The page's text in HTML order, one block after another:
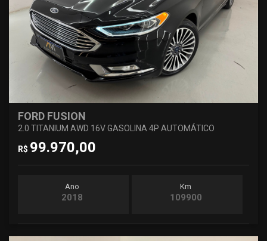
FORD FUSION
2.0 TITANIUM AWD 16V GASOLINA 4P AUTOMÁTICO
R$ 99.970,00
Ano
2018
Km
109900